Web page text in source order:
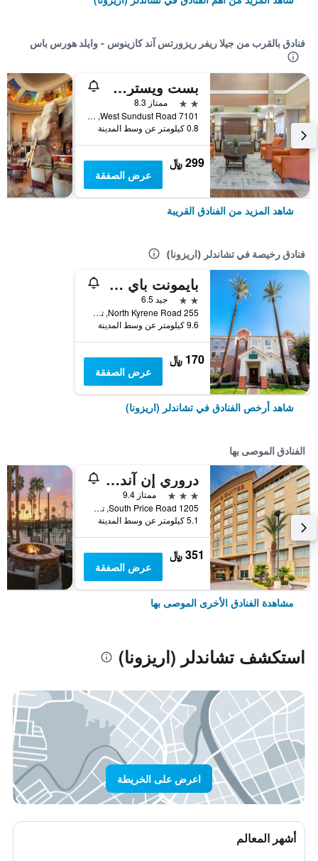
فنادق بالقرب من جيلا ريفر ريزورتس آند كازينوس - وايلد هورس باس
بست ويسترن بلاس تشاندلر هوتل آند سويتس
2 نجمتين
ممتاز 8.3
7101 West Sundust Road, تشاندلر (اريزونا), AZ, الولايات المتحدة الأميريكية
0.8 كيلومتر عن وسط المدينة
299 ﷼
عرض الصفقة
شاهد المزيد من الفنادق القريبة
فنادق رخيصة في تشاندلر (اريزونا)
بايمونت باي ويندام تشاندلر آي-10
2 نجمتين
جيد 6.5
255 North Kyrene Road, تشاندلر (اريزونا), AZ, الولايات المتحدة الأميريكية
9.6 كيلومتر عن وسط المدينة
170 ﷼
عرض الصفقة
شاهد أرخص الفنادق في تشاندلر (اريزونا)
الفنادق الموصى بها
دروري إن آند سويتس فينيكس تشاندلر فاشن سنتر
3 نجوم
ممتاز 9.4
1205 South Price Road, تشاندلر (اريزونا), AZ, الولايات المتحدة الأميريكية
5.1 كيلومتر عن وسط المدينة
351 ﷼
عرض الصفقة
مشاهدة الفنادق الأخرى الموصى بها
استكشف تشاندلر (اريزونا)
اعرض على الخريطة
أشهر المعالم